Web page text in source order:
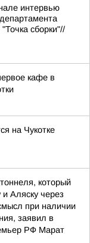
интервью
сборки"//
кафе в
на Чукотке
который
и Аляску через
при наличии
заявил в
РФ Марат